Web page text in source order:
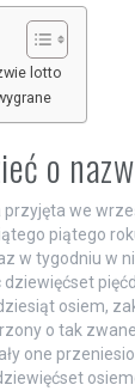
lotto
o
przyjęta we
piątego
w tygodniu w
osiem,
o tak
one